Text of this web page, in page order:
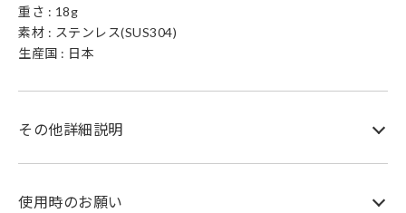
重さ : 18g
素材 : ステンレス(SUS304)
生産国 : 日本
その他詳細説明
使用時のお願い